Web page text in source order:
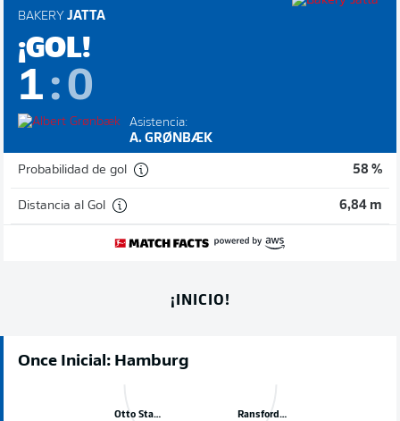
BAKERY JATTA
¡GOL!
1:0
Asistencia:
A. GRØNBÆK
Probabilidad de gol 58 %
Distancia al Gol 6,84 m
¡INICIO!
Once Inicial: Hamburg
Ransford-Yeboah Königsdörffer
Otto Stange